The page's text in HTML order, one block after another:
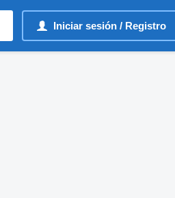
Iniciar sesión / Registro